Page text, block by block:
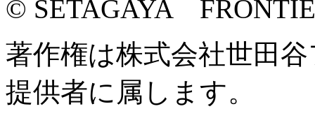
© SETAGAYA
著作権は株式会社世田
提供者に属します。